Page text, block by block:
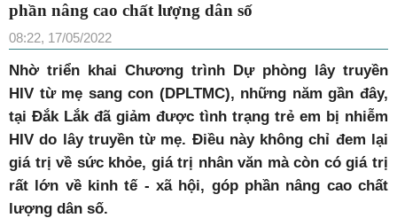
phần nâng cao chất lượng dân số
08:22, 17/05/2022
Nhờ triển khai Chương trình Dự phòng lây truyền
HIV từ mẹ sang con (DPLTMC), những năm gần đây,
tại Đắk Lắk đã giảm được tình trạng trẻ em bị nhiễm
HIV do lây truyền từ mẹ. Điều này không chỉ đem lại
giá trị về sức khỏe, giá trị nhân văn mà còn có giá trị
rất lớn về kinh tế - xã hội, góp phần nâng cao chất
lượng dân số.